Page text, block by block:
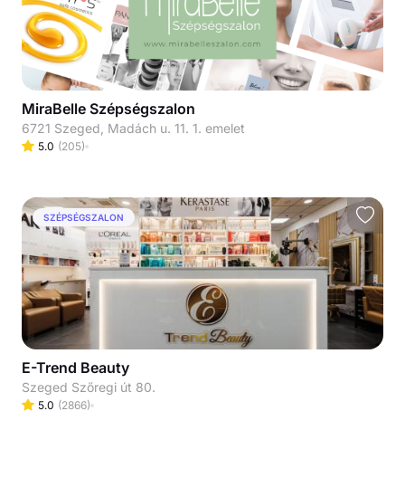
MiraBelle Szépségszalon
6721 Szeged, Madách u. 11. 1. emelet
5.0 (205)
SZÉPSÉGSZALON
E-Trend Beauty
Szeged Szőregi út 80.
5.0 (2866)